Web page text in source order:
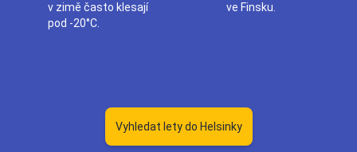
v zimě často klesají
pod -20°C.
ve Finsku.
Vyhledat lety do Helsinky